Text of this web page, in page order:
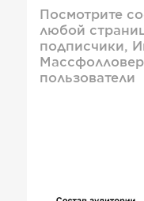
Посмотрите
любой
подписчики,
пользователи